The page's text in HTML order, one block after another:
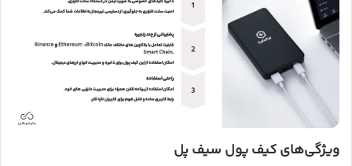
ویژگی‌های کیف پول سیف پل